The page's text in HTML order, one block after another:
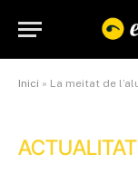
Inici » La meitat de
ACTUALITAT